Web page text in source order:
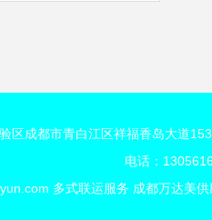
区成都市青白江区祥福香岛大道
电话：
多式联运服务 成都万达美